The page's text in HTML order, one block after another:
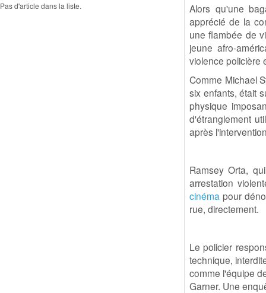
Alors qu'une
apprécié de la
une flambée de
jeune afro-
violence policière
Comme Michael
six enfants, était
physique
d'étranglement
après
Ramsey Orta,
arrestation
cinéma pour
rue, directement.
Le policier
technique,
comme l'équipe
Garner. Une
Pas d'article dans la liste.